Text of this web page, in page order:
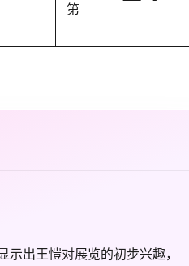
第
出王愷对展览的初步兴趣，